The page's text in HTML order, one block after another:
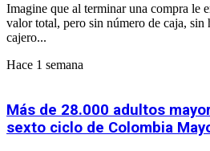
Imagine que al terminar una compra le
valor total, pero sin número de caja,
cajero...
Hace 1 semana
Más de 28.000 adultos
sexto ciclo de Colombia